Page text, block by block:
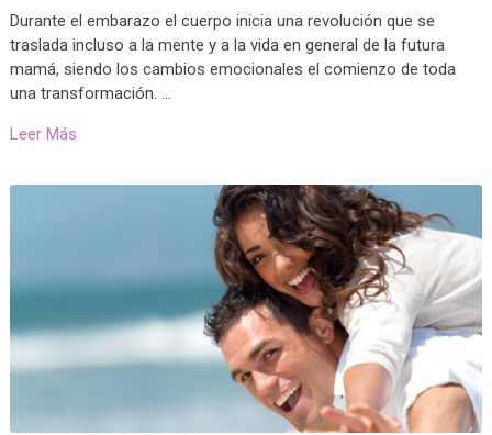
Durante el embarazo el cuerpo inicia una revolución que se
traslada incluso a la mente y a la vida en general de la futura
mamá, siendo los cambios emocionales el comienzo de toda
una transformación. …
Leer Más